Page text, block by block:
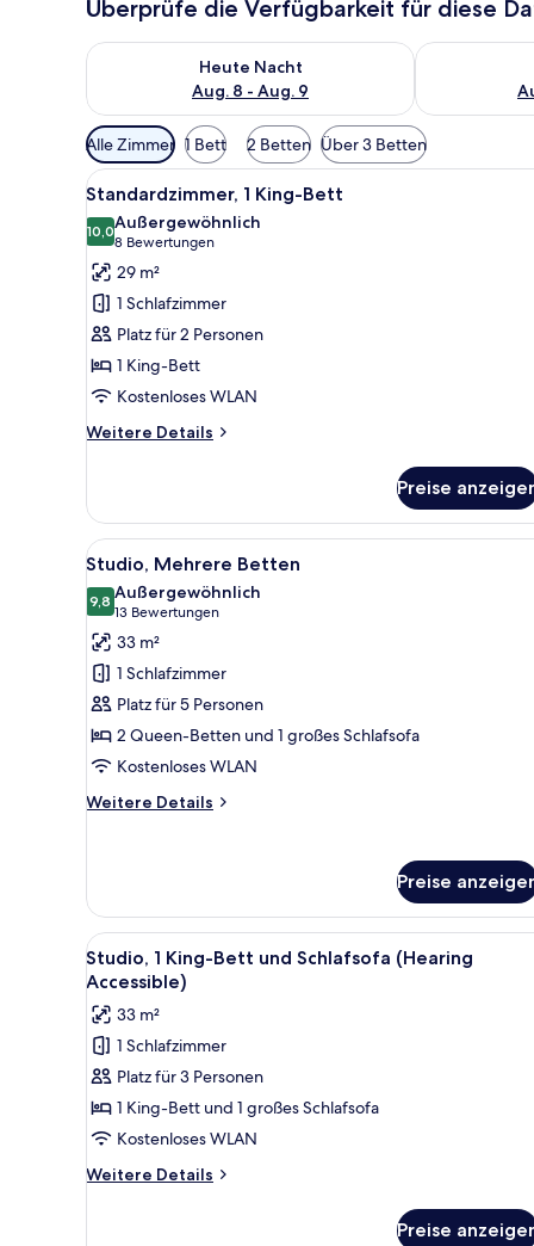
Überprüfe die Verfügbarkeit für diese
Heute Nacht
Aug. 8 - Aug. 9
Überprüfe die Verfügbarkeit für heute Nacht, Aug. 8
Überprüfe
Verfügbare
Filter
für
Zimmer
Alle Zimmer 1 Bett 2 Betten Über 3 Betten
Alle
Fotos
für
Standardzimmer,
1 King-
Bett
anzeigen
Ein Hotelzimmer mit einem
12
Standardzimmer, 1 King-Bett
10,010,0 von 10
Außergewöhnlich
8 Bewertungen
(8
Bewertungen)
29 m²
1 Schlafzimmer
Platz für 2 Personen
1 King-Bett
Kostenloses WLAN
Weitere Details
Weitere
1 King-
Bett
Preise
Alle
Fotos
für
Studio,
Mehrere
Betten
anzeigen
Ein Hotelzimmer mit Bett,
12
Studio, Mehrere Betten
9,89,8 von 10
Außergewöhnlich
13 Bewertungen
(13
Bewertungen)
33 m²
1 Schlafzimmer
Platz für 5 Personen
2 Queen-Betten und 1 großes Schlafsofa
Kostenloses WLAN
Weitere Details
Weitere
Betten
Preise
Alle
Fotos
für
Studio,
1 King-
Bett
und
Schlafsofa
(Hearing
Accessible)
Eine moderne Küche mit
7
Studio, 1 King-Bett und Schlafsofa (Hearing
Accessible)
33 m²
1 Schlafzimmer
Platz für 3 Personen
1 King-Bett und 1 großes Schlafsofa
Kostenloses WLAN
Weitere Details
Weitere
Preise